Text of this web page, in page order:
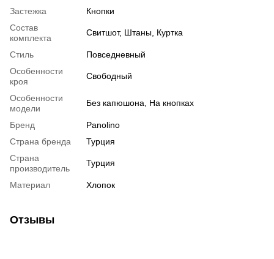
Застежка
Кнопки
Состав
комплекта
Свитшот, Штаны, Куртка
Стиль
Повседневный
Особенности
кроя
Свободный
Особенности
модели
Без капюшона, На кнопках
Бренд
Panolino
Страна бренда
Турция
Страна
производитель
Турция
Материал Хлопок
Отзывы